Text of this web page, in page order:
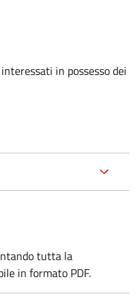
in possesso dei
tutta la
in formato PDF.